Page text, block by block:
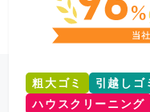
粗大ゴミ 引越しゴ
ハウスクリーニング